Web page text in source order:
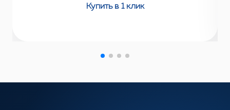
Купить в 1 клик